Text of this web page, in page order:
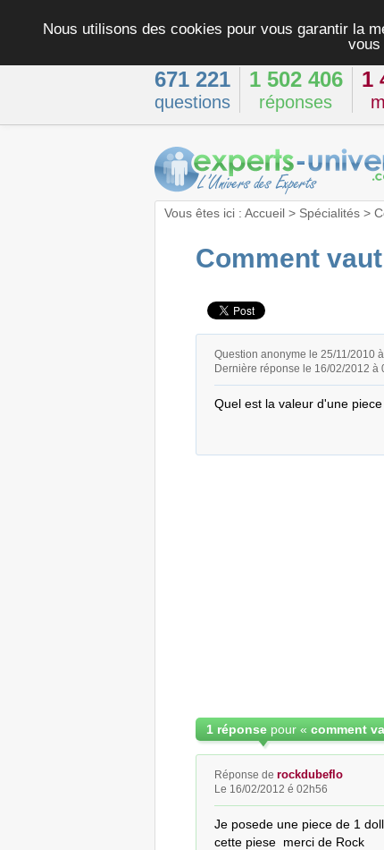
Nous utilisons des cookies pour vous garantir la
vous
671 221
questions
1 502 406
réponses
1
Vous êtes ici : Accueil> Spécialités>
Comment
Question anonyme le 25/11/2010
Dernière réponse le 16/02/2012 à
Quel est la valeur d'une
1 réponse pour « comment
Réponse de rockdubeflo
Le 16/02/2012 é 02h56
Je posede une piece de 1
cette piese  merci de Rock